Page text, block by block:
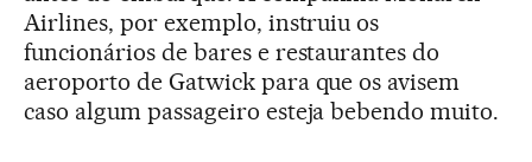
Airlines, por exemplo, instruiu os
funcionários de bares e restaurantes do
aeroporto de Gatwick para que os avisem
caso algum passageiro esteja bebendo muito.